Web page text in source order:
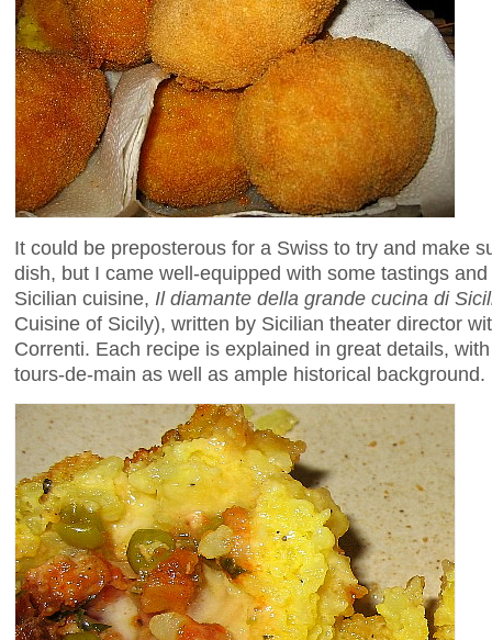
It could be preposterous for a Swiss to try and make
dish, but I came well-equipped with some tastings
Sicilian cuisine, Il diamante della grande cucina di
Cuisine of Sicily), written by Sicilian theater director
Correnti. Each recipe is explained in great details,
tours-de-main as well as ample historical background.